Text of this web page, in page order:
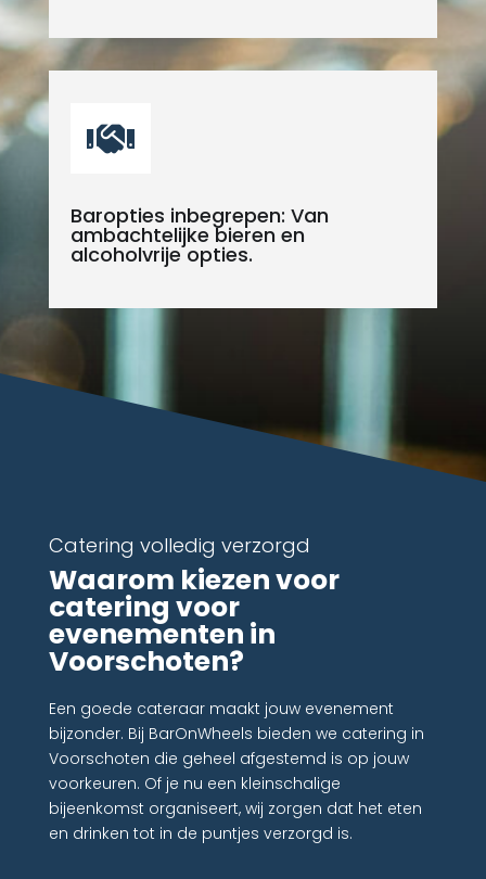

Baropties inbegrepen: Van
ambachtelijke bieren en
alcoholvrije opties.
Catering volledig verzorgd
Waarom kiezen voor
catering voor
evenementen in
Voorschoten?
Een goede cateraar maakt jouw evenement
bijzonder. Bij BarOnWheels bieden we catering in
Voorschoten die geheel afgestemd is op jouw
voorkeuren. Of je nu een kleinschalige
bijeenkomst organiseert, wij zorgen dat het eten
en drinken tot in de puntjes verzorgd is.